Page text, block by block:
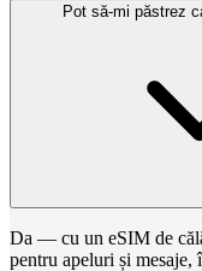
Pot să-mi păstrez
Da — cu un eSIM de
pentru apeluri și mesaje,